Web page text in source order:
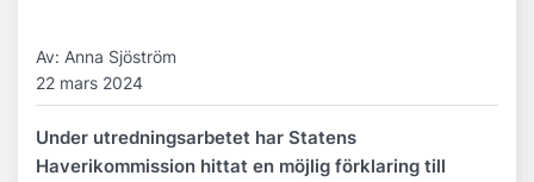
Av: Anna Sjöström
22 mars 2024
Under utredningsarbetet har Statens
Haverikommission hittat en möjlig förklaring till